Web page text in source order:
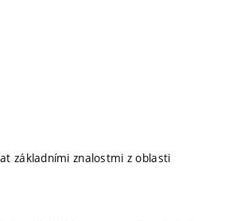
základními znalostmi z oblasti